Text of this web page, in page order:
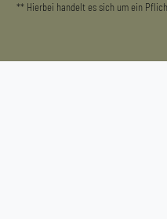
** Hierbei handelt es sich um ein